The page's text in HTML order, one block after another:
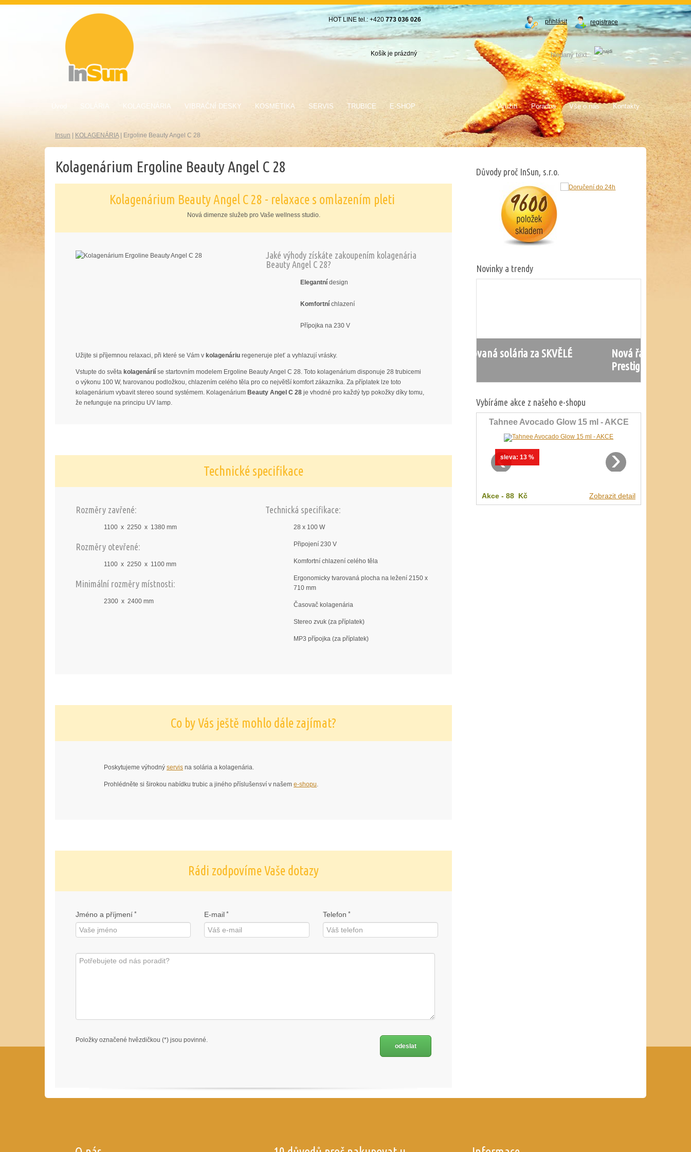
registrace
přihlásit
HOT LINE tel.: +420 773 036 026
Košík je prázdný
SOLÁRIA KOLAGENÁRIA VIBRAČNÍ DESKY KOSMETIKA SERVIS TRUBICE E-SHOP Kontakty
Vše o nás
Poradna
Využití
Insun KOLAGENÁRIA| Ergoline Beauty Angel C 28
Kolagenárium Ergoline Beauty Angel C 28
Kolagenárium Beauty Angel C 28 - relaxace s omlazením pleti
Nová dimenze služeb pro Vaše wellness studio.
Jaké výhody získáte zakoupením kolagenária
Beauty Angel C 28?
Elegantní design
Komfortní chlazení
Přípojka na 230 V
Užijte si příjemnou relaxaci, při které se Vám v kolagenáriu regeneruje pleť a vyhlazují vrásky.
Vstupte do světa kolagenárií se startovním modelem Ergoline Beauty Angel C 28. Toto kolagenárium disponuje 28 trubicemi
o výkonu 100 W, tvarovanou podložkou, chlazením celého těla pro co největší komfort zákazníka. Za příplatek lze toto
kolagenárium vybavit stereo sound systémem. Kolagenárium Beauty Angel C 28 je vhodné pro každý typ pokožky díky tomu,
že nefunguje na principu UV lamp.
Technické specifikace
Rozměry zavřené:
1100 x 2250 x 1380 mm
Rozměry otevřené:
1100 x 2250 x 1100 mm
Minimální rozměry místnosti:
2300 x 2400 mm
Technická specifikace:
28 x 100 W
Připojení 230 V
Komfortní chlazení celého těla
Ergonomicky tvarovaná plocha na ležení 2150 x
710 mm
Časovač kolagenária
Stereo zvuk (za příplatek)
MP3 přípojka (za příplatek)
Co by Vás ještě mohlo dále zajímat?
Poskytujeme výhodný servis na solária a kolagenária.
Prohlédněte si širokou nabídku trubic a jiného příslušensví v našem e-shopu.
Rádi zodpovíme Vaše dotazy
Jméno a příjmení * E-mail * Telefon *
Položky označené hvězdičkou (*) jsou povinné.
Důvody proč InSun, s.r.o.
Novinky a trendy
Repasovaná solária za SKVĚLÉ
ceny!
Nová řada solárií Ergoline
Vybíráme akce z našeho e-shopu
Tahnee Avocado Glow 15 ml - AKCE
sleva: 13 %
‹ ›
Akce -88 Kč Zobrazit detail